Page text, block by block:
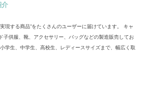
介
現する商品”をたくさんのユーザーに届けています。 キャ
子供服、靴、アクセサリー、バッグなどの製造販売してお
学生、中学生、高校生、レディースサイズまで、幅広く取